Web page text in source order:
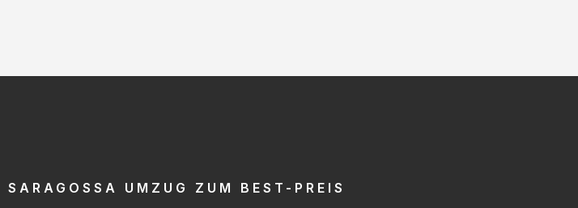
SARAGOSSA UMZUG ZUM BEST-PREIS